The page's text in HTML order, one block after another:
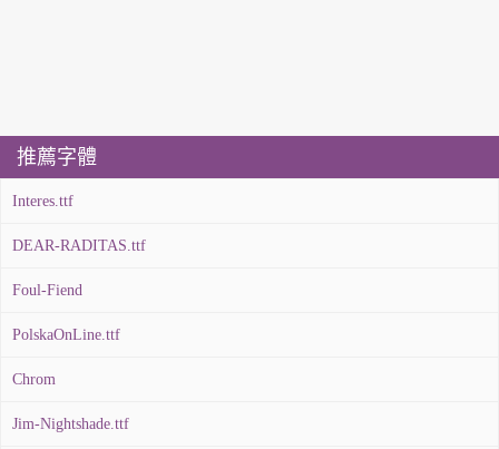
推薦字體
Interes.ttf
DEAR-RADITAS.ttf
Foul-Fiend
PolskaOnLine.ttf
Chrom
Jim-Nightshade.ttf